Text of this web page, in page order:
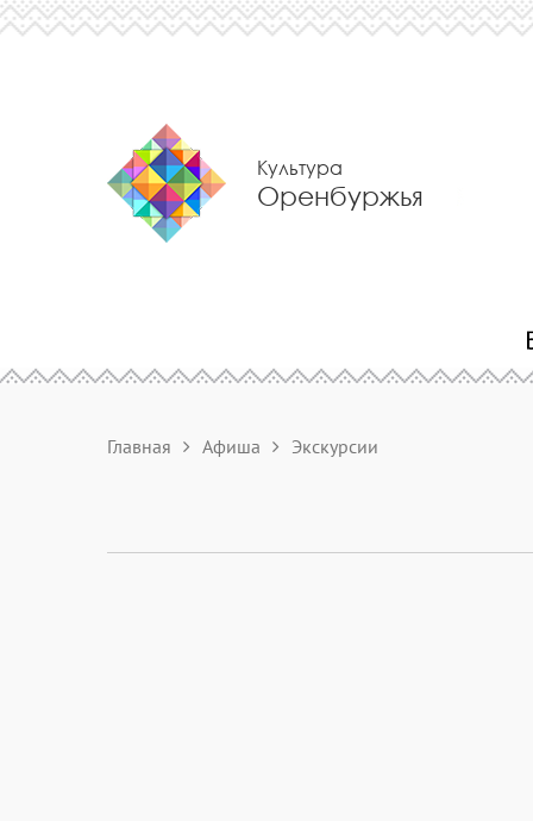
Культура
Оренбуржья
Главная Афиша Экскурсии